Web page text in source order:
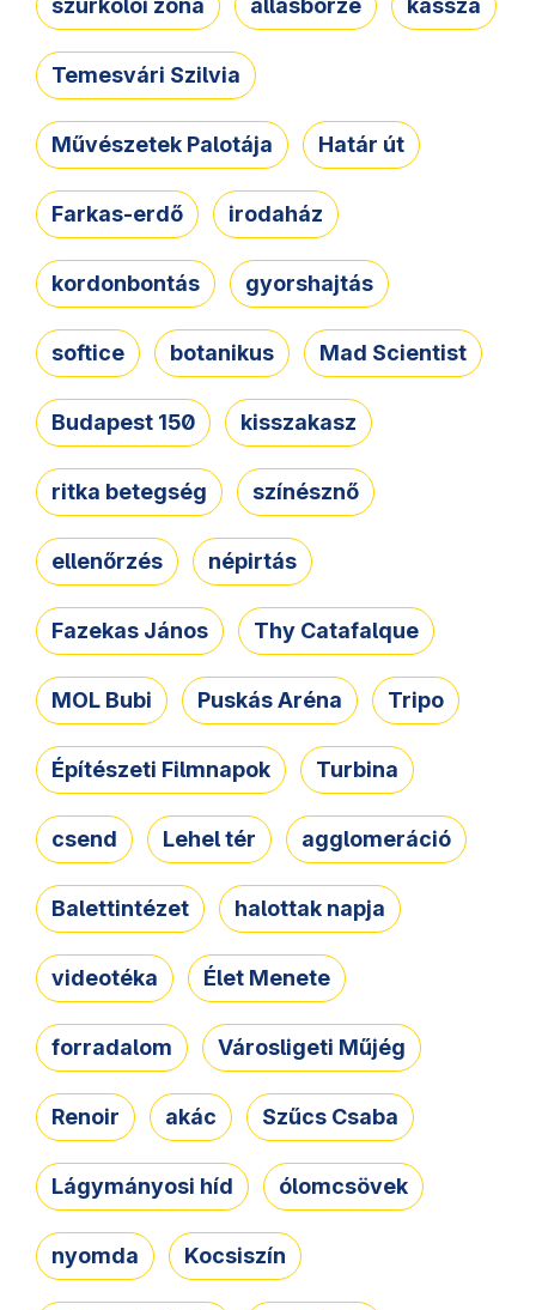
szurkolói zóna állásbörze kassza
Temesvári Szilvia
Művészetek Palotája Határ út
Farkas-erdő irodaház
kordonbontás gyorshajtás
softice botanikus Mad Scientist
Budapest 150 kisszakasz
ritka betegség színésznő
ellenőrzés népirtás
Fazekas János Thy Catafalque
MOL Bubi Puskás Aréna Tripo
Építészeti Filmnapok Turbina
csend Lehel tér agglomeráció
Balettintézet halottak napja
videotéka Élet Menete
forradalom Városligeti Műjég
Renoir akác Szűcs Csaba
Lágymányosi híd ólomcsövek
nyomda Kocsiszín